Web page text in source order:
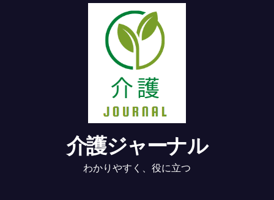
介護ジャーナル
わかりやすく、役に立つ